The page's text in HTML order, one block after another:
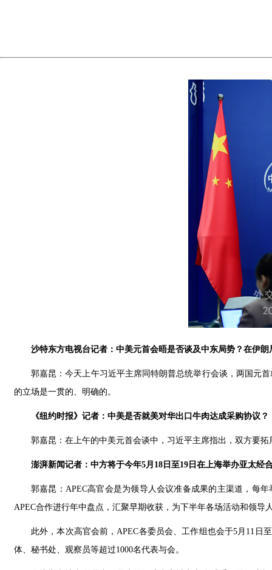
沙特东方电视台记者：中美元首会晤是否谈及中东局势？在伊
郭嘉昆：今天上午习近平主席同特朗普总统举行会谈，两国元
的立场是一贯的、明确的。
《纽约时报》记者：中美是否就美对华出口牛肉达成采购协议？
郭嘉昆：在上午的中美元首会谈中，习近平主席指出，双方要
澎湃新闻记者：中方将于今年5月18日至19日在上海举办亚太
郭嘉昆：APEC高官会是为领导人会议准备成果的主渠道，每
APEC合作进行年中盘点，汇聚早期收获，为下半年各场活动和领导
此外，本次高官会前，APEC各委员会、工作组也会于5月11日
体、秘书处、观察员等超过1000名代表与会。